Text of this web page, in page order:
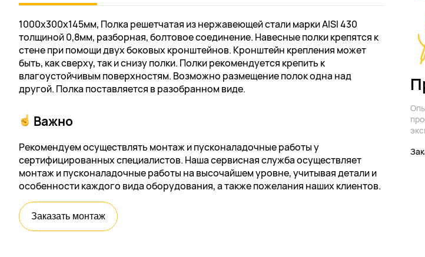
1000х300х145мм, Полка решетчатая из нержавеющей стали марки AISI 430
толщиной 0,8мм, разборная, болтовое соединение. Навесные полки крепятся к
стене при помощи двух боковых кронштейнов. Кронштейн крепления может
быть, как сверху, так и снизу полки. Полки рекомендуется крепить к
влагоустойчивым поверхностям. Возможно размещение полок одна над
другой. Полка поставляется в разобранном виде.
Важно
Рекомендуем осуществлять монтаж и пусконаладочные работы у
сертифицированных специалистов. Наша сервисная служба осуществляет
монтаж и пусконаладочные работы на высочайшем уровне, учитывая детали и
особенности каждого вида оборудования, а также пожелания наших клиентов.
Заказать монтаж